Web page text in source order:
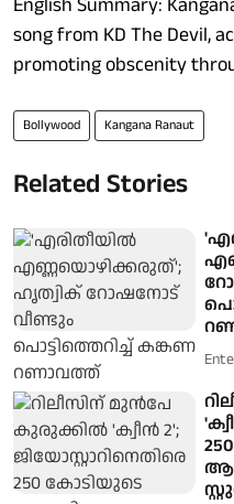
song from KD The Devil,
promoting obscenity
Bollywood Kangana Ranaut
Related Stories